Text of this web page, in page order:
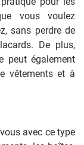
vous voulez
sans perdre de
De plus,
peut également
vêtements et à
avec ce type